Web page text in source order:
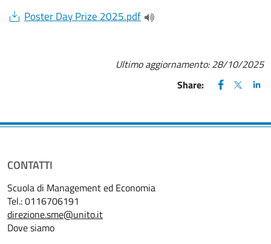
Document
Poster Day Prize 2025.pdf
Ultimo aggiornamento:28/10/2025
Share:
FACEBOOK
(apre una
X
(apre
CONTATTI
Scuola di Management ed Economia
Tel.: 0116706191
direzione.sme@unito.it
Dove siamo